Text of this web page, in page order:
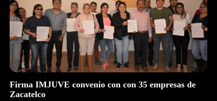
Firma IMJUVE convenio con con 35 empresas de
Zacatelco